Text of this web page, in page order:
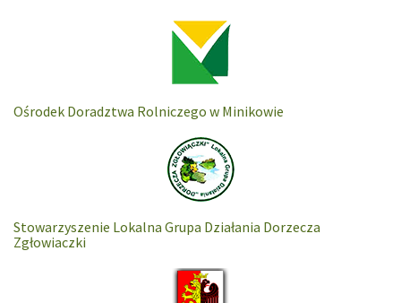
Ośrodek Doradztwa Rolniczego w Minikowie
Stowarzyszenie Lokalna Grupa Działania Dorzecza
Zgłowiaczki